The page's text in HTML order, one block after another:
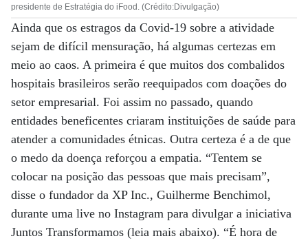
presidente de Estratégia do iFood. (Crédito:Divulgação)
Ainda que os estragos da Covid-19 sobre a atividade
sejam de difícil mensuração, há algumas certezas em
meio ao caos. A primeira é que muitos dos combalidos
hospitais brasileiros serão reequipados com doações do
setor empresarial. Foi assim no passado, quando
entidades beneficentes criaram instituições de saúde para
atender a comunidades étnicas. Outra certeza é a de que
o medo da doença reforçou a empatia. “Tentem se
colocar na posição das pessoas que mais precisam”,
disse o fundador da XP Inc., Guilherme Benchimol,
durante uma live no Instagram para divulgar a iniciativa
Juntos Transformamos (leia mais abaixo). “É hora de